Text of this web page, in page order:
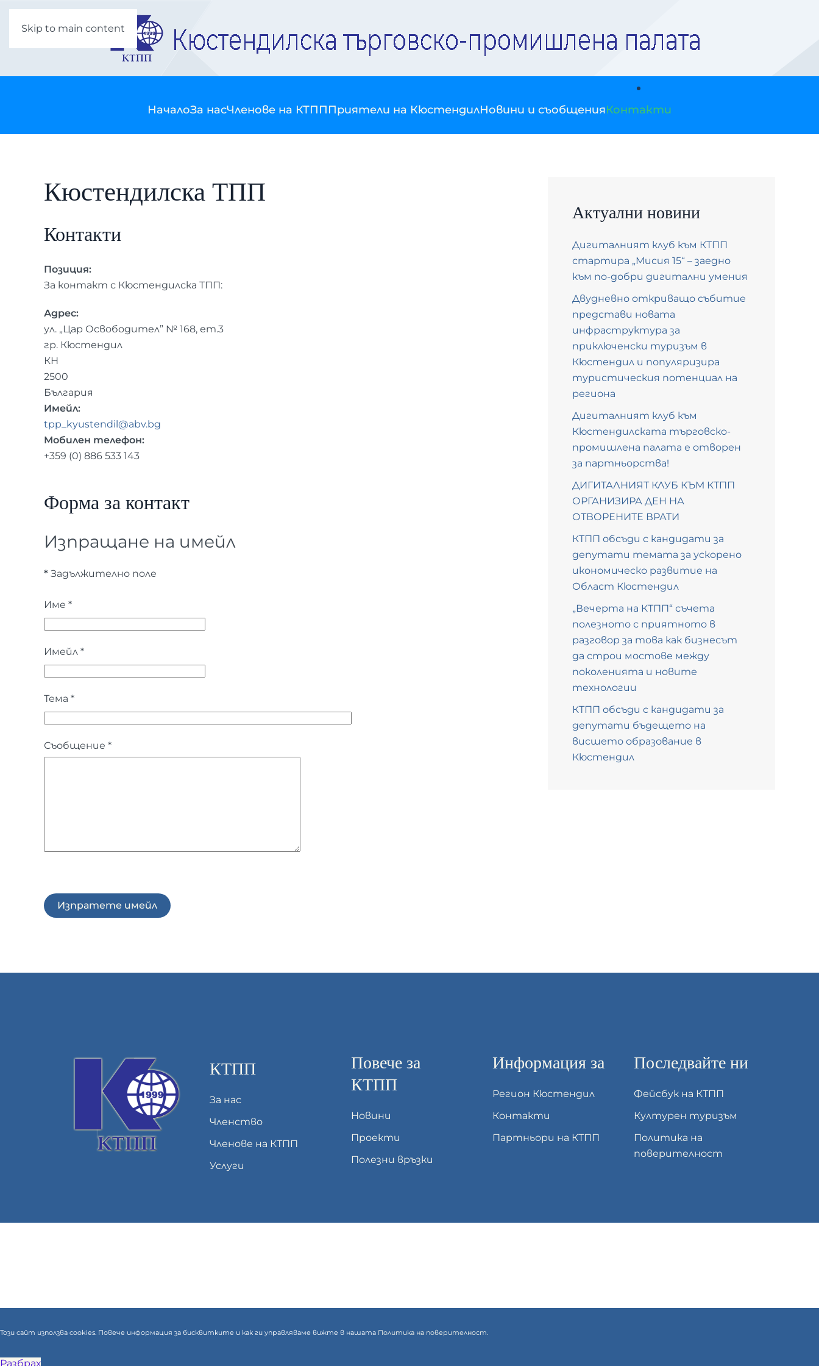
Skip to main content
НачалоЗа насЧленове на КТПППриятели на КюстендилНовини и съобщенияКонтакти
Кюстендилска ТПП
Контакти
Позиция:
За контакт с Кюстендилска ТПП:
Адрес:
ул. „Цар Освободител” № 168, ет.3
гр. Кюстендил
КН
2500
България
Имейл:
tpp_kyustendil@abv.bg
Мобилен телефон:
+359 (0) 886 533 143
Форма за контакт
Изпращане на имейл
* Задължително поле
Име *
Имейл *
Тема *
Съобщение *
Изпратете имейл
Актуални новини
Дигиталният клуб към КТПП
стартира „Мисия 15“ – заедно
към по-добри дигитални умения
Двудневно откриващо събитие
представи новата
инфраструктура за
приключенски туризъм в
Кюстендил и популяризира
туристическия потенциал на
региона
Дигиталният клуб към
Кюстендилската търговско-
промишлена палата е отворен
за партньорства!
ДИГИТАЛНИЯТ КЛУБ КЪМ КТПП
ОРГАНИЗИРА ДЕН НА
ОТВОРЕНИТЕ ВРАТИ
КТПП обсъди с кандидати за
депутати темата за ускорено
икономическо развитие на
Област Кюстендил
„Вечерта на КТПП“ съчета
полезното с приятното в
разговор за това как бизнесът
да строи мостове между
поколенията и новите
технологии
КТПП обсъди с кандидати за
депутати бъдещето на
висшето образование в
Кюстендил
КТПП
За нас
Членство
Членове на КТПП
Услуги
Повече за
КТПП
Новини
Проекти
Полезни връзки
Информация за
Регион Кюстендил
Контакти
Партньори на КТПП
Последвайте ни
Фейсбук на КТПП
Културен туризъм
Политика на
поверителност
Този сайт използва cookies. Повече информация за бисквитките и как ги управляваме вижте в нашата Политика на поверителност.
Разбрах